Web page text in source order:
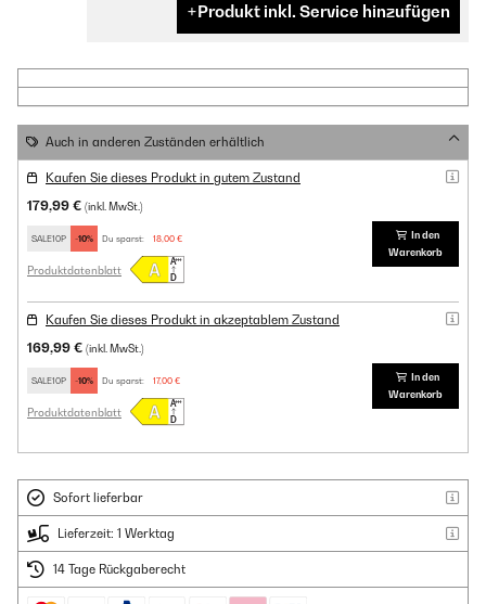
Produkt inkl. Service hinzufügen
Auch in anderen Zuständen erhältlich
Kaufen Sie dieses Produkt in gutem Zustand
179,99 € (inkl. MwSt.)
SALE10P -10% Du sparst: 18,00 €
Produktdatenblatt
In den
Warenkorb
Kaufen Sie dieses Produkt in akzeptablem Zustand
169,99 € (inkl. MwSt.)
SALE10P -10% Du sparst: 17,00 €
Produktdatenblatt
In den
Warenkorb
Sofort lieferbar
Lieferzeit: 1 Werktag
14 Tage Rückgaberecht